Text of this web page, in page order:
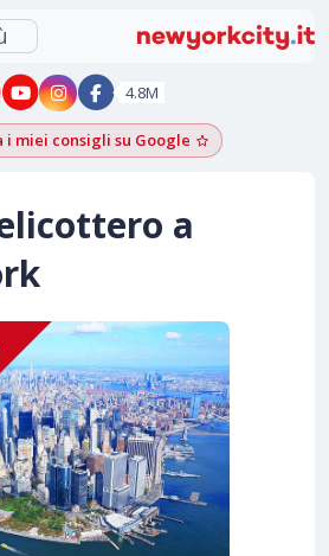
New York - YouTube
New York - Instagram
4.8M
i miei consigli su Google Aggiungi
a